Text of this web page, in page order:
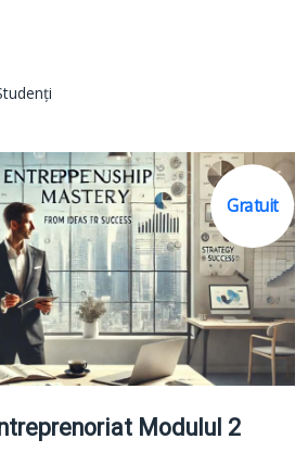
Gratuit
Modulul 2